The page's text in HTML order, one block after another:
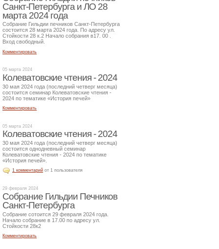
Санкт-Петербурга и ЛО 28
марта 2024 года
Собрание Гильдии печников Санкт-Петербурга
состоится 28 марта 2024 года. По адресу ул.
Стойкости 28 к.2 Начало собрания в17. 00 .
Вход свободный.
Комментировать
05 марта 2024
Колеватовские чтения - 2024
30 мая 2024 года (последний четверг месяца)
состоится семинар Колеватовские чтения -
2024 по тематике «История печей»
Комментировать
05 марта 2024
Колеватовские чтения - 2024
30 мая 2024 года (последний четверг месяца)
состоится однодневный семинар
Колеватовские чтения - 2024 по тематике
«История печей».
1 комментарий от 1 пользователя
29 февраля 2024
Собрание Гильдии Печников
Санкт-Петербурга
Собрание сотоится 29 февраля 2024 года.
Начало собрание в 17.00 по адресу ул.
Стойкости 28к2
Комментировать